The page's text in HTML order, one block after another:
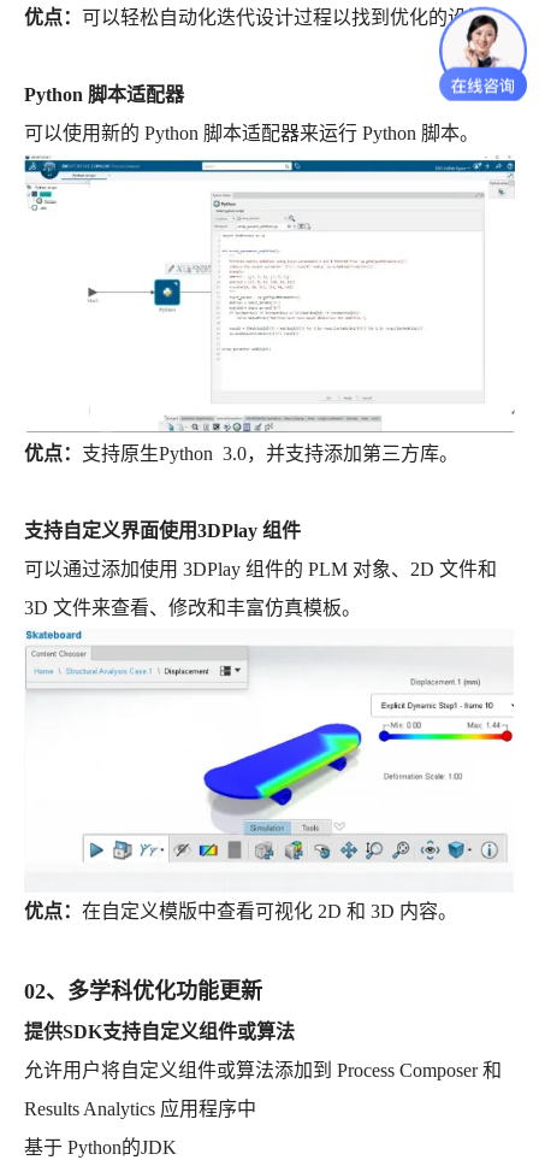
优点： 可以轻松自动化迭代设计过程以找到优化的设计。
Python 脚本适配器
可以使用新的 Python 脚本适配器来运行 Python 脚本。
优点： 支持原生Python 3.0，并支持添加第三方库。
支持自定义界面使用3DPlay 组件
可以通过添加使用 3DPlay 组件的 PLM 对象、2D 文件和
3D 文件来查看、修改和丰富仿真模板。
优点： 在自定义模版中查看可视化 2D 和 3D 内容。
02、多学科优化功能更新
提供SDK支持自定义组件或算法
允许用户将自定义组件或算法添加到 Process Composer 和
Results Analytics 应用程序中
基于 Python的JDK